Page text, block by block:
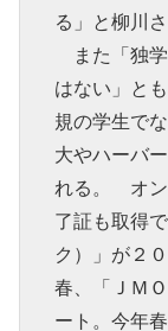
る」と柳川さ
また「独学
はない」と
規の学生で
大やハーバ
れる。 オン
了証も取得
ク）」が２
春、「ＪＭ
ート。今年